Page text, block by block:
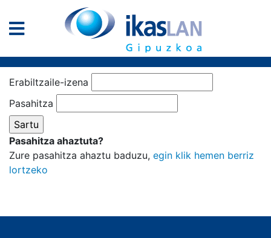
Erabiltzaile-izena
Pasahitza
Pasahitza ahaztuta?
Zure pasahitza ahaztu baduzu, egin klik hemen berriz
lortzeko